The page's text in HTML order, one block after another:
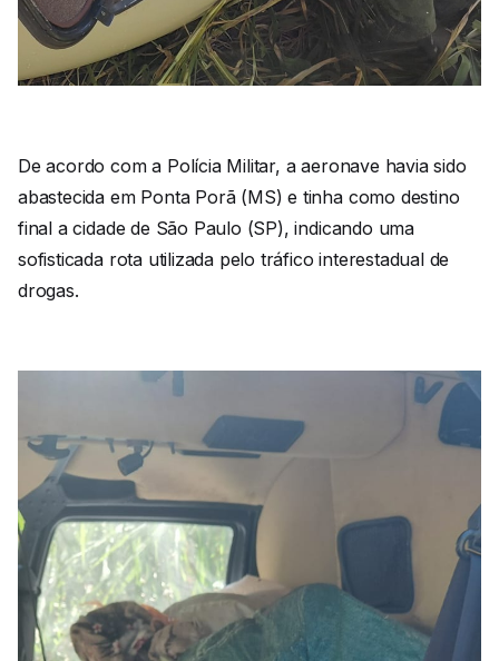
De acordo com a Polícia Militar, a aeronave havia sido
abastecida em Ponta Porã (MS) e tinha como destino
final a cidade de São Paulo (SP), indicando uma
sofisticada rota utilizada pelo tráfico interestadual de
drogas.